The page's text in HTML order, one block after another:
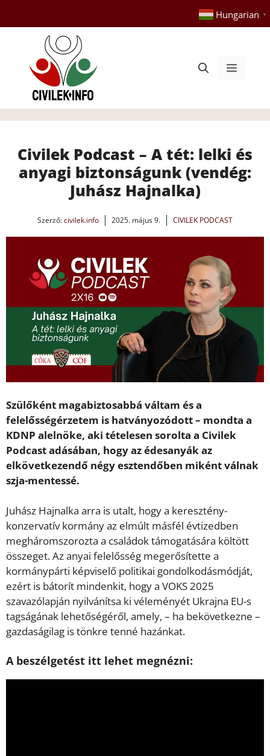
tartalomba
Hungarian ▼
Menü
Civilek Podcast – A tét: lelki és
anyagi biztonságunk (vendég:
Juhász Hajnalka)
Szerző:civilek.info 2025. május 9. CIVILEK PODCAST
Szülőként magabiztosabbá váltam és a
felelősségérzetem is hatványozódott – mondta a
KDNP alelnöke, aki tételesen sorolta a Civilek
Podcast adásában, hogy az édesanyák az
elkövetkezendő négy esztendőben miként válnak
szja-mentessé.
Juhász Hajnalka arra is utalt, hogy a keresztény-
konzervatív kormány az elmúlt másfél évtizedben
megháromszorozta a családok támogatására költött
összeget. Az anyai felelősség megerősítette a
kormánypárti képviselő politikai gondolkodásmódját,
ezért is bátorít mindenkit, hogy a VOKS 2025
szavazólapján nyilvánítsa ki véleményét Ukrajna EU-s
tagságának lehetőségéről, amely, – ha bekövetkezne –
gazdaságilag is tönkre tenné hazánkat.
A beszélgetést itt lehet megnézni: